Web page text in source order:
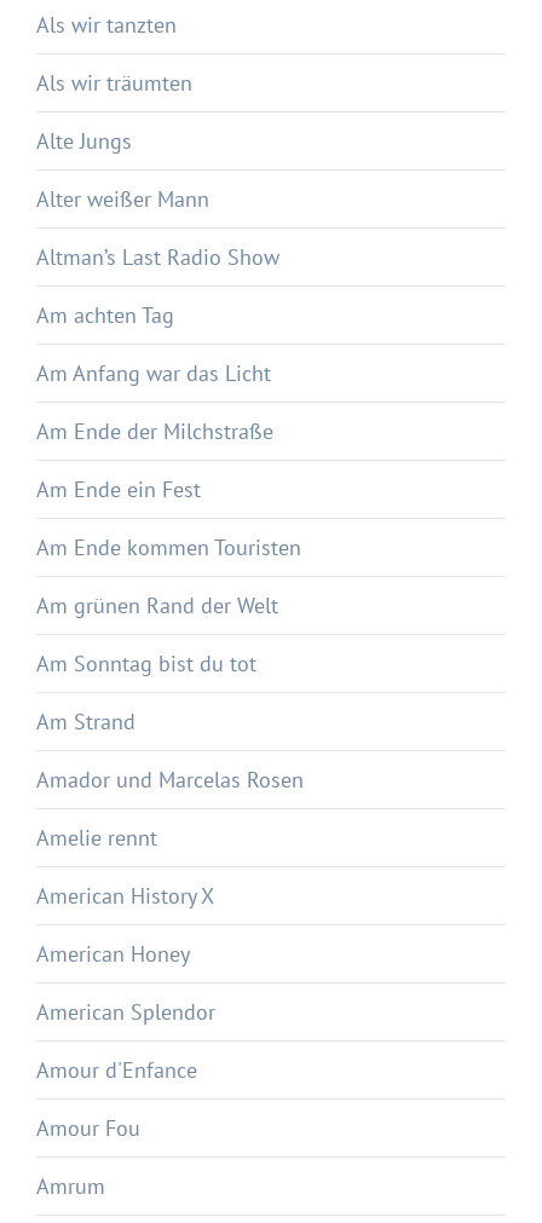
Als wir tanzten
Als wir träumten
Alte Jungs
Alter weißer Mann
Altman’s Last Radio Show
Am achten Tag
Am Anfang war das Licht
Am Ende der Milchstraße
Am Ende ein Fest
Am Ende kommen Touristen
Am grünen Rand der Welt
Am Sonntag bist du tot
Am Strand
Amador und Marcelas Rosen
Amelie rennt
American History X
American Honey
American Splendor
Amour d'Enfance
Amour Fou
Amrum